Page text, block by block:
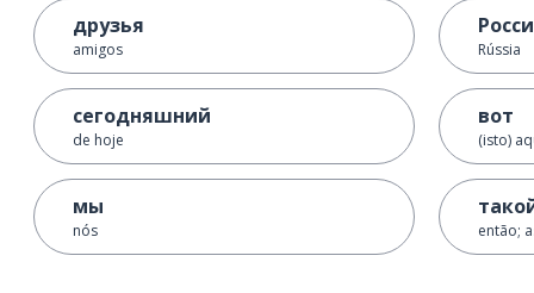
друзья
amigos
сегодняшний
de hoje
мы
nós
Rússia
вот
(isto)
então;